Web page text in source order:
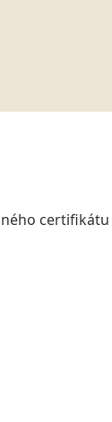
certifikátu